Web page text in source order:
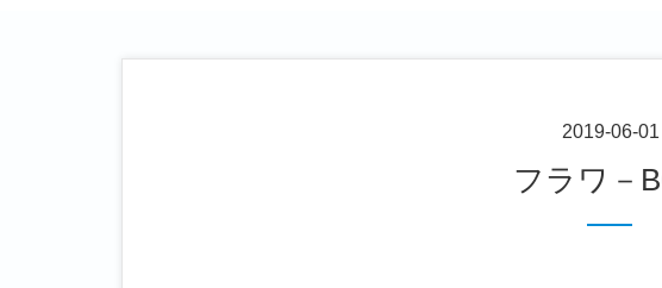
2019-06-01
フラワ－